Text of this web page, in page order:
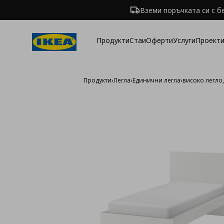
Вземи поръчката си с
ПродуктиСтаиОфертиУслуги
Продукти›Легла›Единични легла›високо